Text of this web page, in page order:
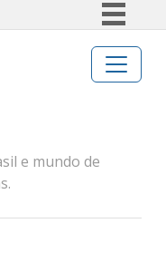
Legislação
e mundo de